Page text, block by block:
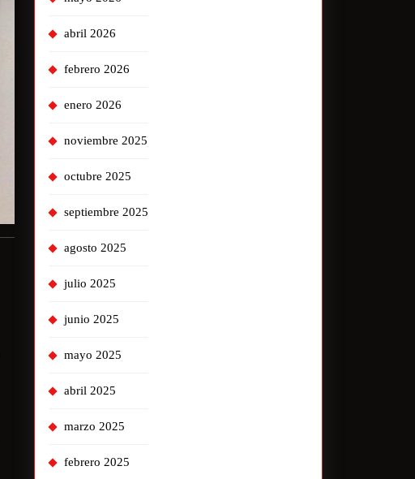
abril 2026
febrero 2026
enero 2026
noviembre 2025
octubre 2025
septiembre 2025
agosto 2025
julio 2025
junio 2025
mayo 2025
abril 2025
marzo 2025
febrero 2025